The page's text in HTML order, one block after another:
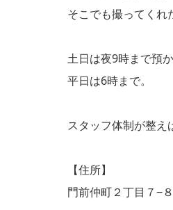
そこでも撮ってくれ
土日は夜9時まで預
平日は6時まで。
スタッフ体制が整え
【住所】
門前仲町２丁目７−８